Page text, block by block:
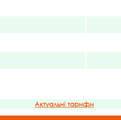
Актуальні тарифи